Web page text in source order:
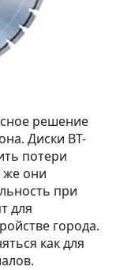
решение
Диски BT-
потери
же они
при
для
города.
как для